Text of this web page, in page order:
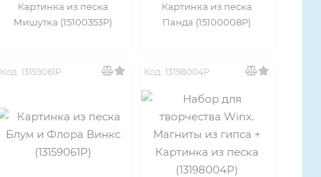
Картинка из песка
Мишутка (15100353Р)
Картинка из песка
Панда (15100008Р)
Код: 13159061Р Код: 13198004Р